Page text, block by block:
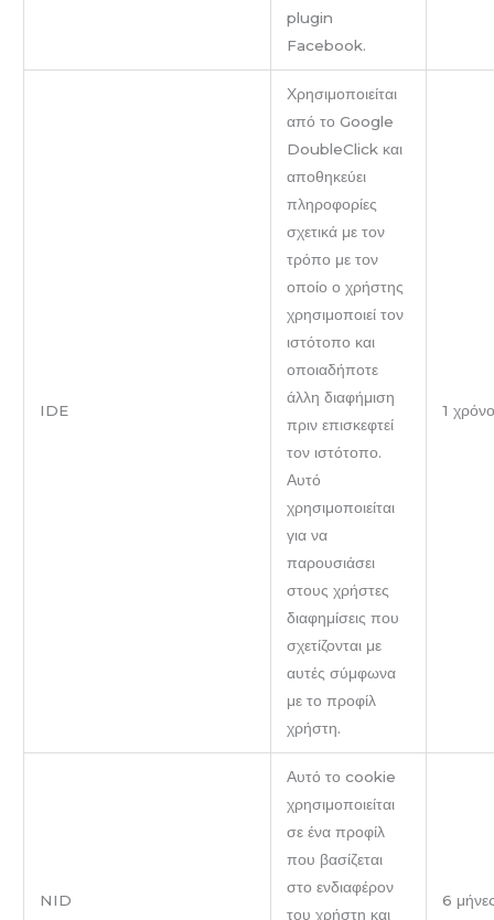
plugin
Facebook.
IDE
Χρησιμοποιείται
από το Google
DoubleClick και
αποθηκεύει
πληροφορίες
σχετικά με τον
τρόπο με τον
οποίο ο χρήστης
χρησιμοποιεί τον
ιστότοπο και
οποιαδήποτε
άλλη διαφήμιση
πριν επισκεφτεί
τον ιστότοπο.
Αυτό
χρησιμοποιείται
για να
παρουσιάσει
στους χρήστες
διαφημίσεις που
σχετίζονται με
αυτές σύμφωνα
με το προφίλ
χρήστη.
1 χρόνο
NID
Αυτό το cookie
χρησιμοποιείται
σε ένα προφίλ
που βασίζεται
στο ενδιαφέρον
του χρήστη και
6